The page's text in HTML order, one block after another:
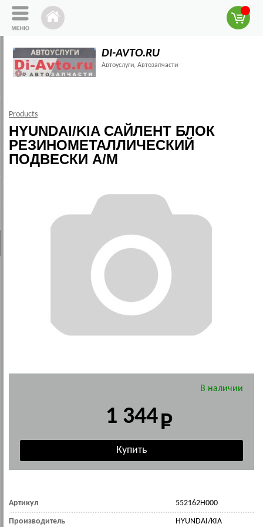
DI-AVTO.RU
Автоуслуги, Автозапчасти
Products
HYUNDAI/KIA САЙЛЕНТ БЛОК
РЕЗИНОМЕТАЛЛИЧЕСКИЙ
ПОДВЕСКИ А/М
В наличии
1 344
Артикул 552162H000
Производитель HYUNDAI/KIA